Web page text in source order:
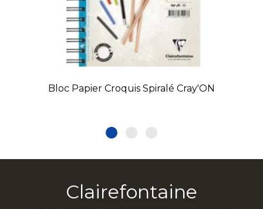
Bloc Papier Croquis Spiralé Cray'ON
Clairefontaine